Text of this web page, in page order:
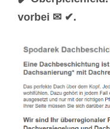
vorbei ✉ ✔.